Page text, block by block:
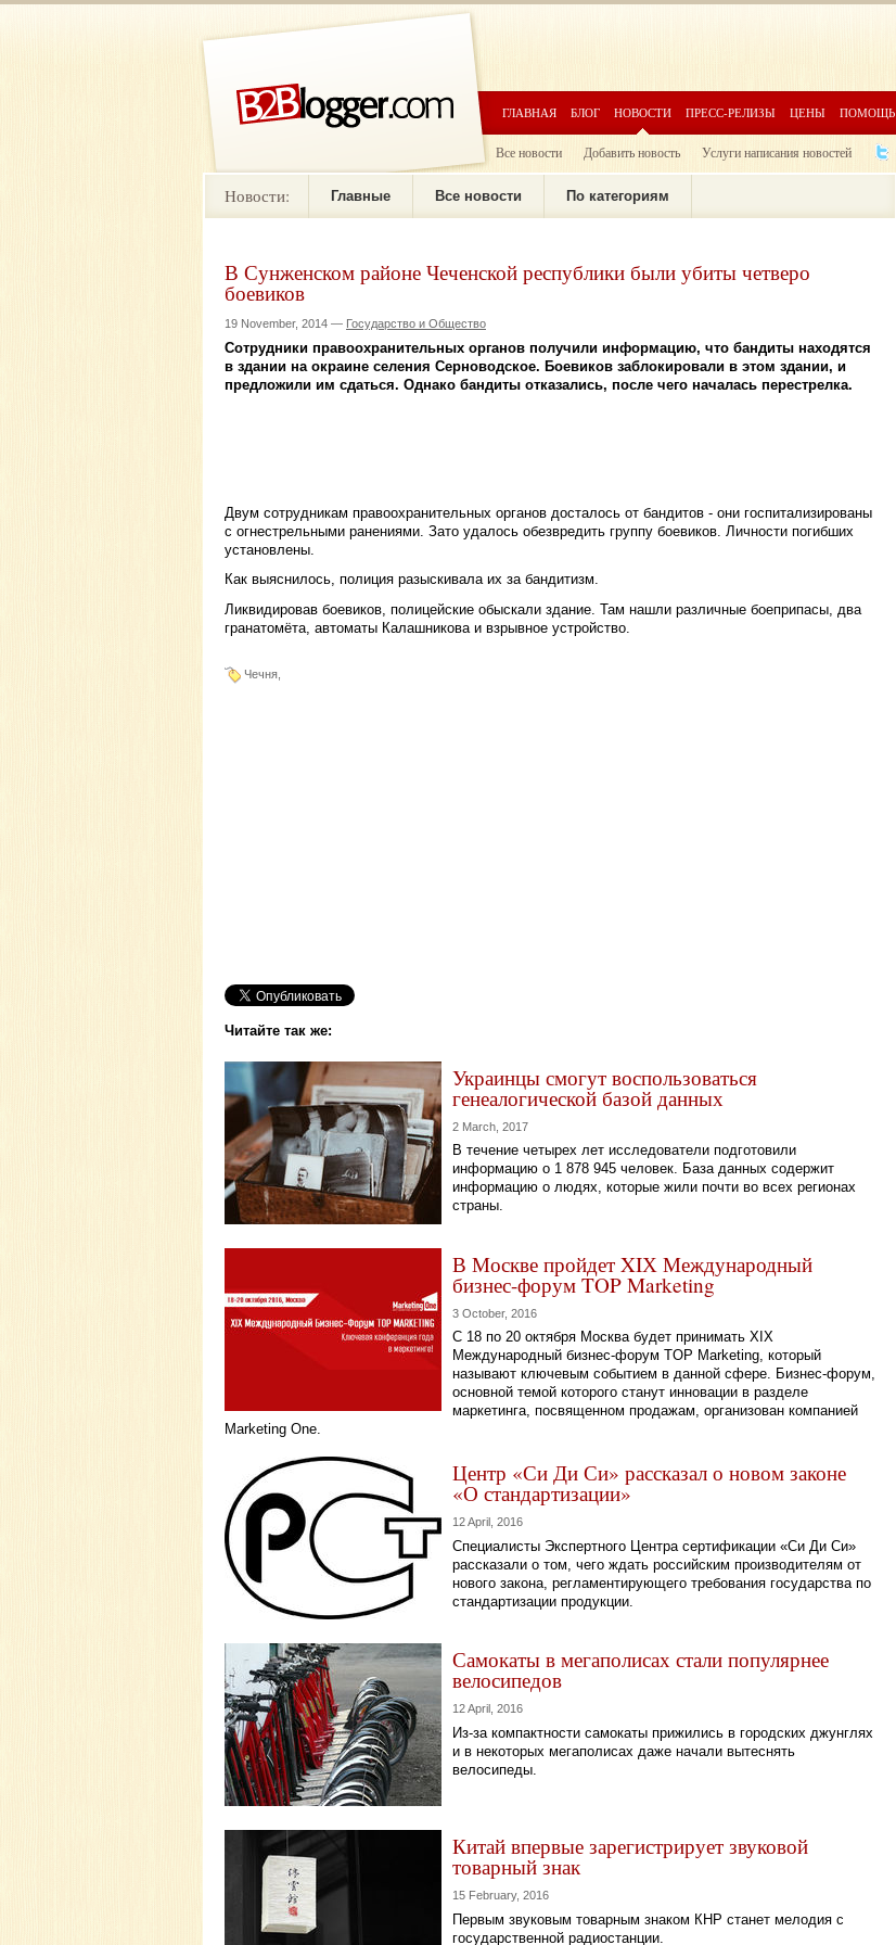
ГЛАВНАЯ БЛОГ НОВОСТИ ПРЕСС-РЕЛИЗЫ ЦЕНЫ ПОМОЩЬ
Все новости Добавить новость Услуги написания новостей
Новости: Главные Все новости По категориям
В Сунженском районе Чеченской республики были убиты четверо
боевиков
19 November, 2014 — Государство и Общество
Сотрудники правоохранительных органов получили информацию, что бандиты находятся
в здании на окраине селения Серноводское. Боевиков заблокировали в этом здании, и
предложили им сдаться. Однако бандиты отказались, после чего началась перестрелка.
Двум сотрудникам правоохранительных органов досталось от бандитов - они госпитализированы
с огнестрельными ранениями. Зато удалось обезвредить группу боевиков. Личности погибших
установлены.
Как выяснилось, полиция разыскивала их за бандитизм.
Ликвидировав боевиков, полицейские обыскали здание. Там нашли различные боеприпасы, два
гранатомёта, автоматы Калашникова и взрывное устройство.
Чечня,
Читайте так же:
Украинцы смогут воспользоваться
генеалогической базой данных
2 March, 2017
В течение четырех лет исследователи подготовили
информацию о 1 878 945 человек. База данных содержит
информацию о людях, которые жили почти во всех регионах
страны.
В Москве пройдет XIХ Международный
бизнес-форум TOP Marketing
3 October, 2016
С 18 по 20 октября Москва будет принимать XIХ
Международный бизнес-форум TOP Marketing, который
называют ключевым событием в данной сфере. Бизнес-форум,
основной темой которого станут инновации в разделе
маркетинга, посвященном продажам, организован компанией
Marketing One.
Центр «Си Ди Си» рассказал о новом законе
«О стандартизации»
12 April, 2016
Специалисты Экспертного Центра сертификации «Си Ди Си»
рассказали о том, чего ждать российским производителям от
нового закона, регламентирующего требования государства по
стандартизации продукции.
Самокаты в мегаполисах стали популярнее
велосипедов
12 April, 2016
Из-за компактности самокаты прижились в городских джунглях
и в некоторых мегаполисах даже начали вытеснять
велосипеды.
Китай впервые зарегистрирует звуковой
товарный знак
15 February, 2016
Первым звуковым товарным знаком КНР станет мелодия с
государственной радиостанции.